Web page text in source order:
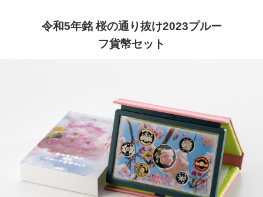
令和5年銘 桜の通り抜け2023プルー
フ貨幣セット